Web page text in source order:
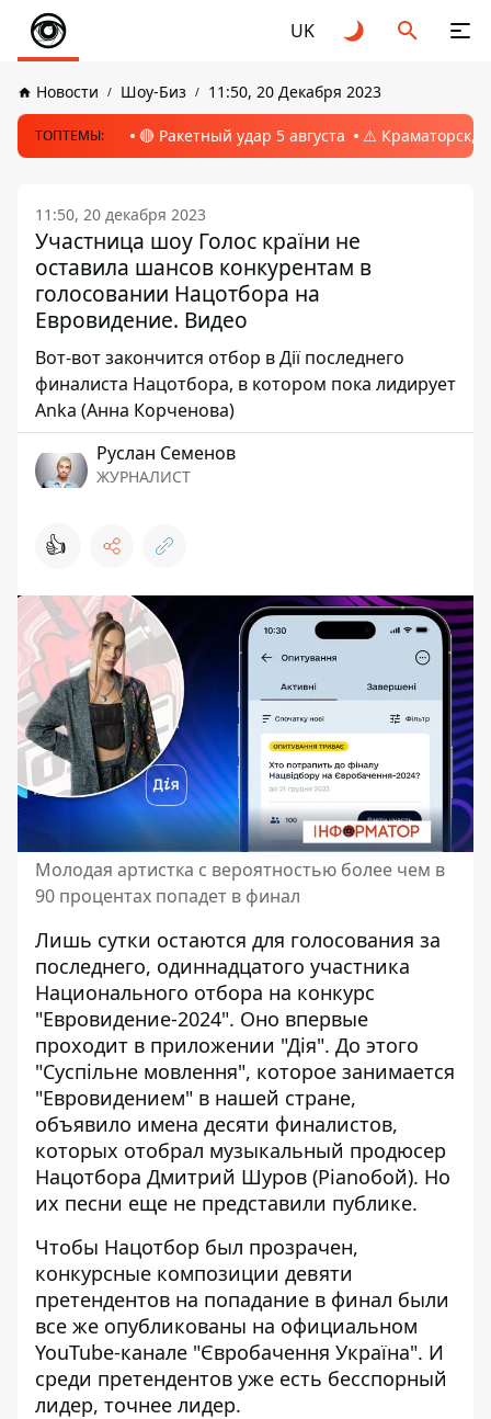
UK
Новости Шоу-Биз 11:50, 20 Декабря 2023
ТОПТЕМЫ: 🔴 Ракетный удар 5 августа ⚠️ Краматорск,
11:50, 20 декабря 2023
Участница шоу Голос країни не
оставила шансов конкурентам в
голосовании Нацотбора на
Евровидение. Видео
Вот-вот закончится отбор в Дії последнего
финалиста Нацотбора, в котором пока лидирует
Anka (Анна Корченова)
Руслан Семенов
ЖУРНАЛИСТ
👍
Молодая артистка с вероятностью более чем в
90 процентах попадет в финал
Лишь сутки остаются для голосования за
последнего, одиннадцатого участника
Национального отбора на конкурс
"Евровидение-2024". Оно впервые
проходит в приложении "Дія". До этого
"Суспільне мовлення", которое занимается
"Евровидением" в нашей стране,
объявило имена десяти финалистов,
которых отобрал музыкальный продюсер
Нацотбора Дмитрий Шуров (Pianoбой). Но
их песни еще не представили публике.
Чтобы Нацотбор был прозрачен,
конкурсные композиции девяти
претендентов на попадание в финал были
все же опубликованы на официальном
YouTube-канале "Євробачення Україна". И
среди претендентов уже есть бесспорный
лидер, точнее лидер.